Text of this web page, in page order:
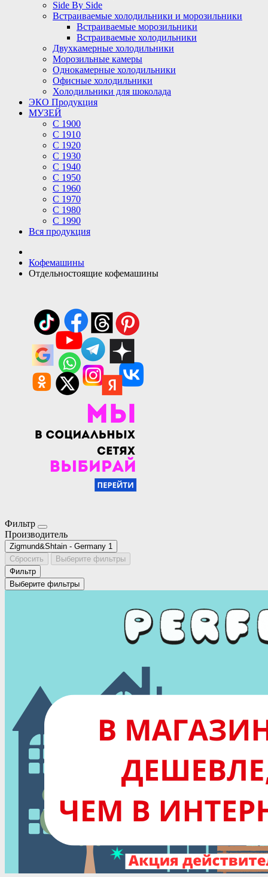
Side By Side
Встраиваемые холодильники и морозильники
Встраиваемые морозильники
Встраиваемые холодильники
Двухкамерные холодильники
Морозильные камеры
Однокамерные холодильники
Офисные холодильники
Холодильники для шоколада
ЭКО Продукция
МУЗЕЙ
С 1900
С 1910
C 1920
С 1930
С 1940
С 1950
С 1960
С 1970
С 1980
С 1990
Вся продукция
Кофемашины
Отдельностоящие кофемашины
Фильтр
Производитель
Zigmund&Shtain - Germany 1
Сбросить
Выберите фильтры
Фильтр
Выберите фильтры